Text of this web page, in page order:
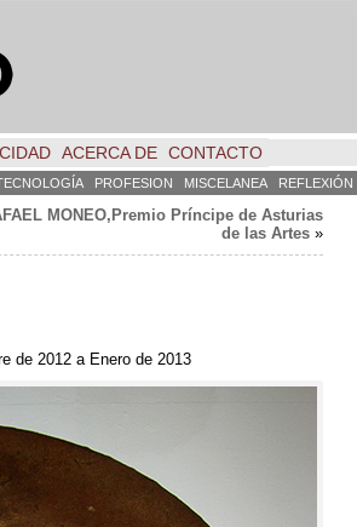
ACERCA DE CONTACTO
PROFESION MISCELANEA REFLEXIÓN
MONEO,Premio Príncipe de Asturias
de las Artes »
de 2012 a Enero de 2013